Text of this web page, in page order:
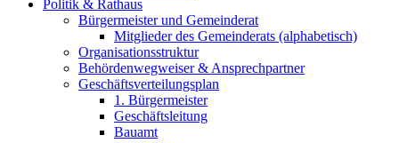
Politik & Rathaus
Bürgermeister und Gemeinderat
Mitglieder des Gemeinderats (alphabetisch)
Organisationsstruktur
Behördenwegweiser & Ansprechpartner
Geschäftsverteilungsplan
1. Bürgermeister
Geschäftsleitung
Bauamt